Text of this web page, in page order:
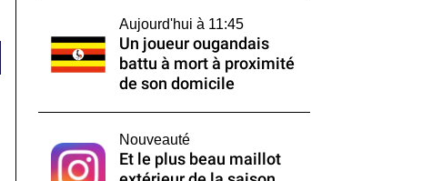
Aujourd'hui à 11:45
Un joueur ougandais
battu à mort à proximité
de son domicile
Nouveauté
Et le plus beau maillot